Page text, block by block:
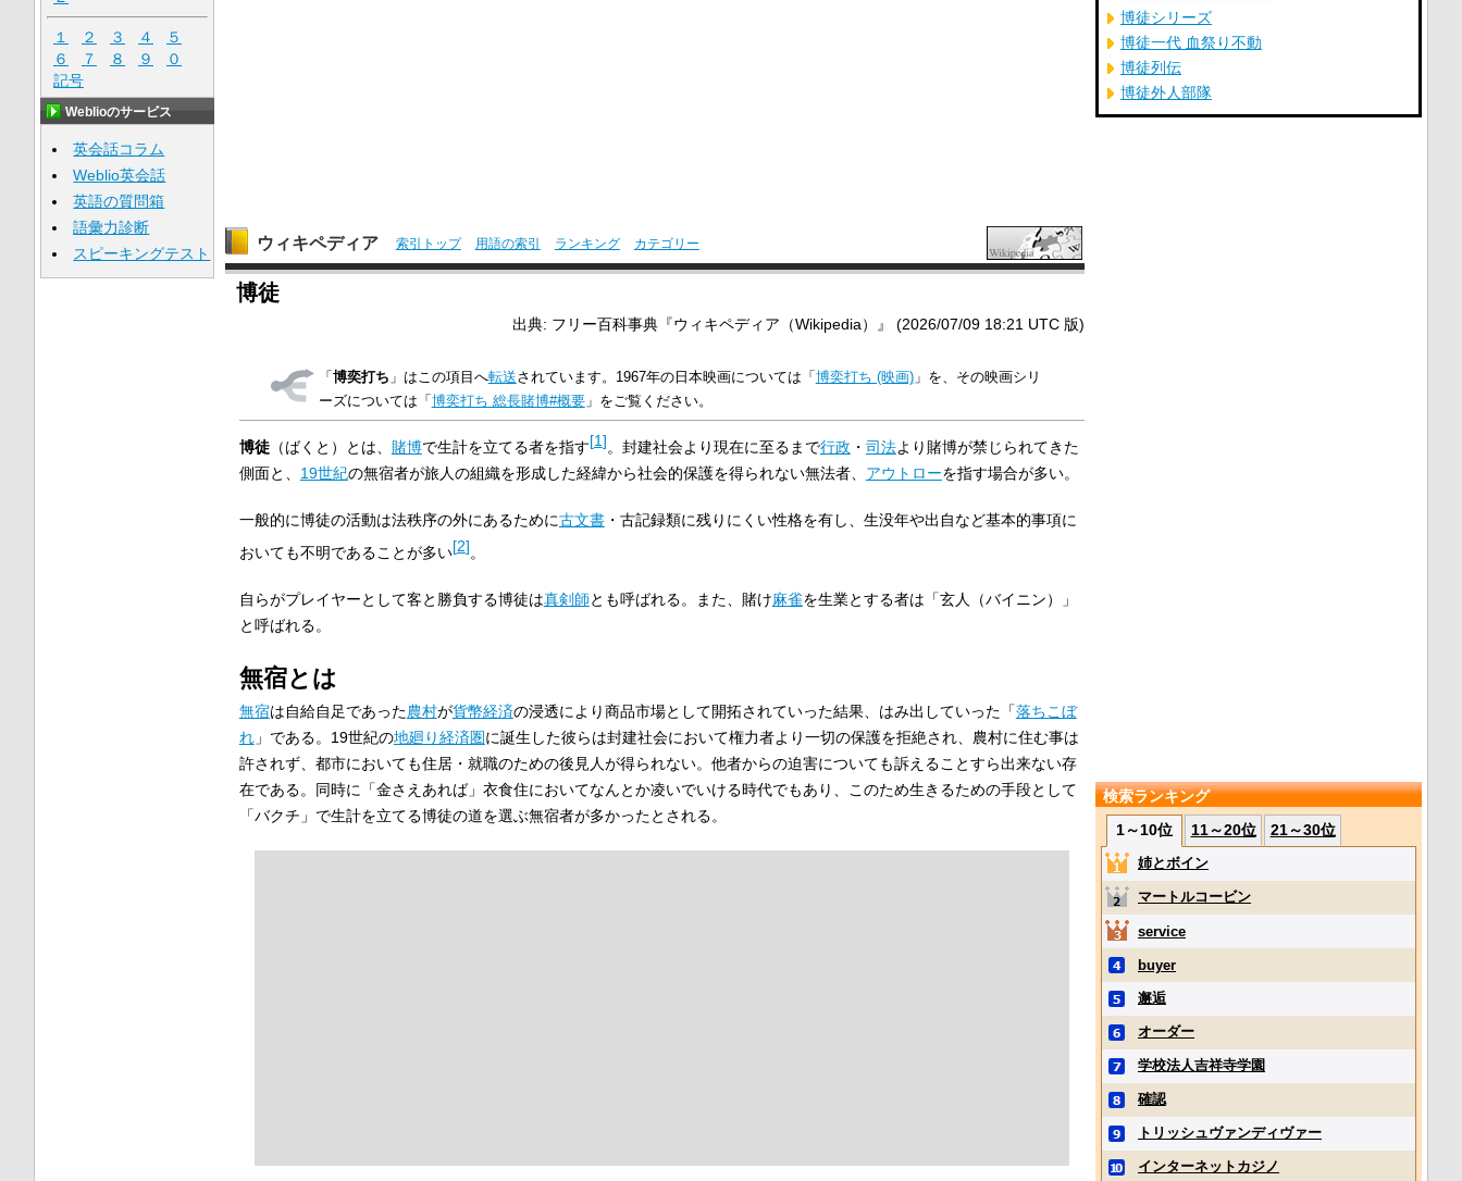
ウィキペディア 索引トップ 用語の索引 ランキング カテゴリー
博徒
出典: フリー百科事典『ウィキペディア（Wikipedia）』 (2026/07/09 18:21 UTC 版)
「 博奕打ち 」はこの項目へ転送されています。1967年の日本映画については「 博奕打ち (映画)」を、その映画シリ
ーズについては「 博奕打ち 総長賭博#概要」をご覧ください。
博徒（ばくと）とは、 賭博で生計を立てる者を指す[1]。封建社会より現在に至るまで行政 ・ 司法より賭博が禁じられてきた
側面と、 19世紀の無宿者が旅人の組織を形成した経緯から社会的保護を得られない無法者、 アウトローを指す場合が多い。
一般的に博徒の活動は法秩序の外にあるために古文書・古記録類に残りにくい性格を有し、生没年や出自など基本的事項に
おいても不明であることが多い[2]。
自らがプレイヤーとして客と勝負する博徒は真剣師とも呼ばれる。また、賭け麻雀を生業とする者は「玄人（バイニン）」
と呼ばれる。
無宿とは
無宿は自給自足であった農村が貨幣経済の浸透により商品市場として開拓されていった結果、はみ出していった「落ちこぼ
れ」である。19世紀の地廻り経済圏に誕生した彼らは封建社会において権力者より一切の保護を拒絶され、農村に住む事は
許されず、都市においても住居・就職のための後見人が得られない。他者からの迫害についても訴えることすら出来ない存
在である。同時に「金さえあれば」衣食住においてなんとか凌いでいける時代でもあり、このため生きるための手段として
「バクチ」で生計を立てる博徒の道を選ぶ無宿者が多かったとされる。
１ ２ ３ ４
５
６
７ ８ ９
０
記号
Weblioのサービス
英会話コラム
Weblio英会話
英語の質問箱
語彙力診断
スピーキングテスト
博徒シリーズ
博徒一代 血祭り不動
博徒列伝
博徒外人部隊
検索ランキング
1～10位
11～20位 21～30位
姉とボイン
マートルコービン
service
buyer
邂逅
オーダー
学校法人吉祥寺学園
確認
トリッシュヴァンディヴァー
インターネットカジノ